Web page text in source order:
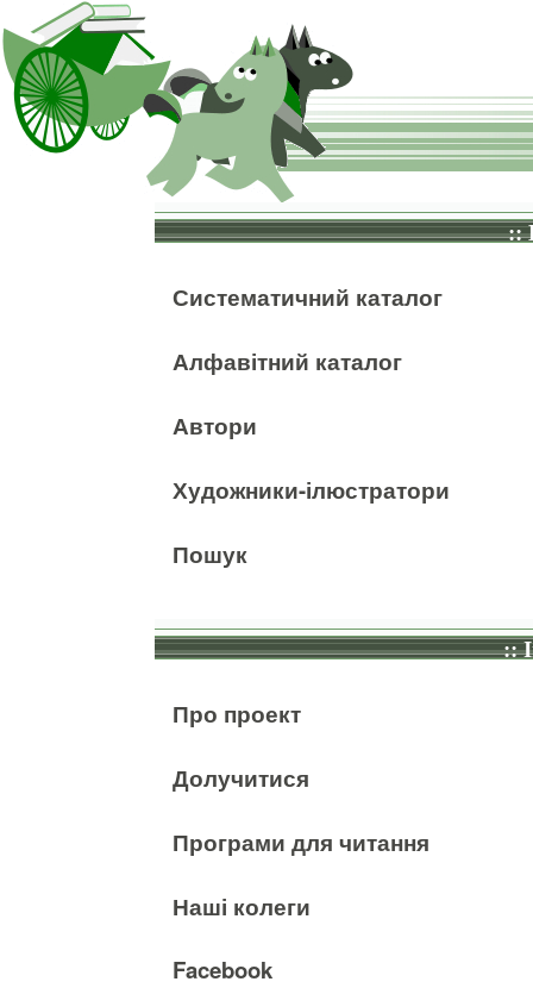
::
Систематичний каталог
Алфавітний каталог
Автори
Художники-ілюстратори
Пошук
::
Про проект
Долучитися
Програми для читання
Наші колеги
Facebook